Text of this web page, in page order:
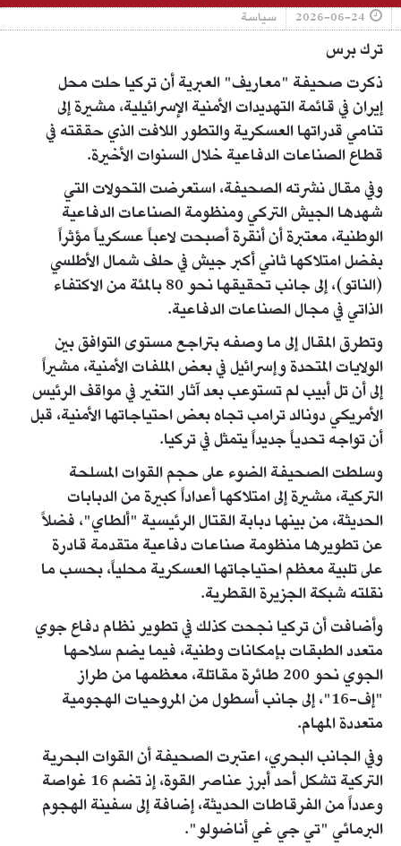
2026-06-24 سياسة
ترك برس
ذكرت صحيفة "معاريف" العبرية أن تركيا حلت محل
إيران في قائمة التهديدات الأمنية الإسرائيلية، مشيرة إلى
تنامي قدراتها العسكرية والتطور اللافت الذي حققته في
قطاع الصناعات الدفاعية خلال السنوات الأخيرة.
وفي مقال نشرته الصحيفة، استعرضت التحولات التي
شهدها الجيش التركي ومنظومة الصناعات الدفاعية
الوطنية، معتبرة أن أنقرة أصبحت لاعباً عسكرياً مؤثراً
بفضل امتلاكها ثاني أكبر جيش في حلف شمال الأطلسي
(الناتو)، إلى جانب تحقيقها نحو 80 بالمئة من الاكتفاء
الذاتي في مجال الصناعات الدفاعية.
وتطرق المقال إلى ما وصفه بتراجع مستوى التوافق بين
الولايات المتحدة وإسرائيل في بعض الملفات الأمنية، مشيراً
إلى أن تل أبيب لم تستوعب بعد آثار التغير في مواقف الرئيس
الأمريكي دونالد ترامب تجاه بعض احتياجاتها الأمنية، قبل
أن تواجه تحدياً جديداً يتمثل في تركيا.
وسلطت الصحيفة الضوء على حجم القوات المسلحة
التركية، مشيرة إلى امتلاكها أعداداً كبيرة من الدبابات
الحديثة، من بينها دبابة القتال الرئيسية "ألطاي"، فضلاً
عن تطويرها منظومة صناعات دفاعية متقدمة قادرة
على تلبية معظم احتياجاتها العسكرية محلياً، بحسب ما
نقلته شبكة الجزيرة القطرية.
وأضافت أن تركيا نجحت كذلك في تطوير نظام دفاع جوي
متعدد الطبقات بإمكانات وطنية، فيما يضم سلاحها
الجوي نحو 200 طائرة مقاتلة، معظمها من طراز
"إف-16"، إلى جانب أسطول من المروحيات الهجومية
متعددة المهام.
وفي الجانب البحري، اعتبرت الصحيفة أن القوات البحرية
التركية تشكل أحد أبرز عناصر القوة، إذ تضم 16 غواصة
وعدداً من الفرقاطات الحديثة، إضافة إلى سفينة الهجوم
البرمائي "تي جي غي أناضولو".